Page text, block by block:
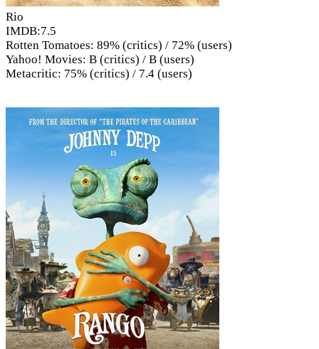
Rio
IMDB:7.5
Rotten Tomatoes: 89% (critics) / 72% (users)
Yahoo! Movies: B (critics) / B (users)
Metacritic: 75% (critics) / 7.4 (users)